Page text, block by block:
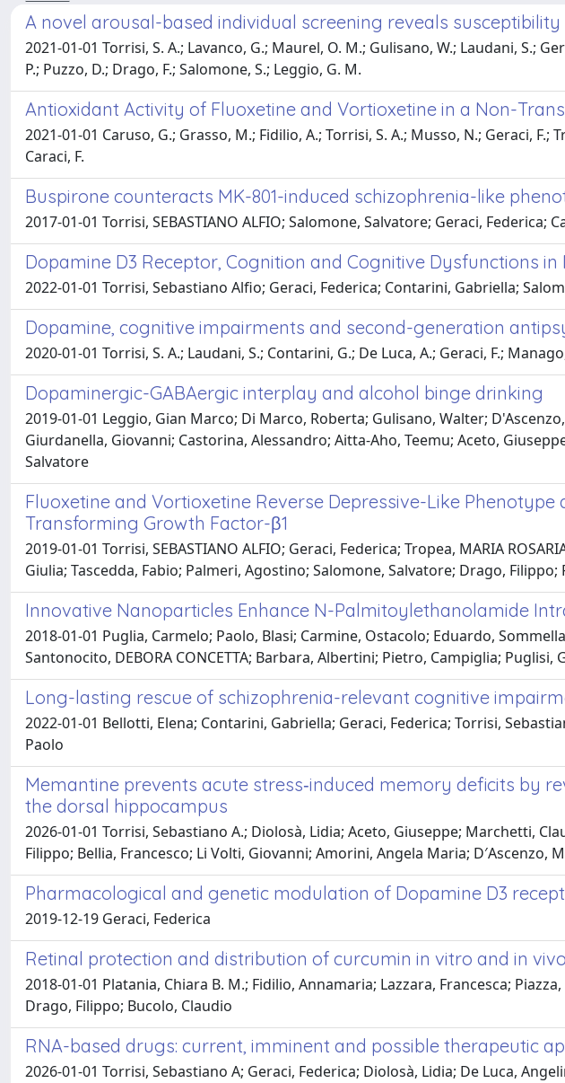
A novel arousal-based individual screening reveals
2021-01-01 Torrisi, S. A.; Lavanco, G.; Maurel, O. M.; Gulisano, W.; Laudani, S.;
P.; Puzzo, D.; Drago, F.; Salomone, S.; Leggio, G. M.
Antioxidant Activity of Fluoxetine and Vortioxetine in a Non-
2021-01-01 Caruso, G.; Grasso, M.; Fidilio, A.; Torrisi, S. A.; Musso, N.; Geraci, F.;
Caraci, F.
Buspirone counteracts MK-801-induced schizophrenia-like
2017-01-01 Torrisi, SEBASTIANO ALFIO; Salomone, Salvatore; Geraci,
Dopamine D3 Receptor, Cognition and Cognitive Dysfunctions
2022-01-01 Torrisi, Sebastiano Alfio; Geraci, Federica; Contarini, Gabriella;
Dopamine, cognitive impairments and second-generation
2020-01-01 Torrisi, S. A.; Laudani, S.; Contarini, G.; De Luca, A.; Geraci, F.;
Dopaminergic-GABAergic interplay and alcohol binge drinking
2019-01-01 Leggio, Gian Marco; Di Marco, Roberta; Gulisano, Walter;
Giurdanella, Giovanni; Castorina, Alessandro; Aitta-Aho, Teemu; Aceto,
Salvatore
Fluoxetine and Vortioxetine Reverse Depressive-Like
Transforming Growth Factor-β1
2019-01-01 Torrisi, SEBASTIANO ALFIO; Geraci, Federica; Tropea, MARIA
Giulia; Tascedda, Fabio; Palmeri, Agostino; Salomone, Salvatore; Drago,
Innovative Nanoparticles Enhance N-Palmitoylethanolamide
2018-01-01 Puglia, Carmelo; Paolo, Blasi; Carmine, Ostacolo; Eduardo,
Santonocito, DEBORA CONCETTA; Barbara, Albertini; Pietro, Campiglia; Puglisi,
Long-lasting rescue of schizophrenia-relevant cognitive
2022-01-01 Bellotti, Elena; Contarini, Gabriella; Geraci, Federica; Torrisi,
Paolo
Memantine prevents acute stress‐induced memory deficits by
the dorsal hippocampus
2026-01-01 Torrisi, Sebastiano A.; Diolosà, Lidia; Aceto, Giuseppe; Marchetti,
Filippo; Bellia, Francesco; Li Volti, Giovanni; Amorini, Angela Maria; D′Ascenzo,
Pharmacological and genetic modulation of Dopamine D3
2019-12-19 Geraci, Federica
Retinal protection and distribution of curcumin in vitro and in vivo
2018-01-01 Platania, Chiara B. M.; Fidilio, Annamaria; Lazzara, Francesca;
Drago, Filippo; Bucolo, Claudio
RNA-based drugs: current, imminent and possible therapeutic
2026-01-01 Torrisi, Sebastiano A; Geraci, Federica; Diolosà, Lidia; De Luca,